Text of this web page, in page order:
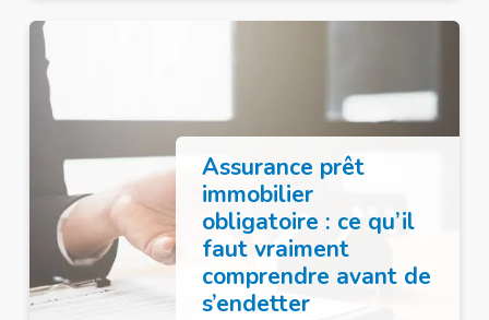
Assurance prêt
immobilier
obligatoire : ce qu’il
faut vraiment
comprendre avant de
s’endetter